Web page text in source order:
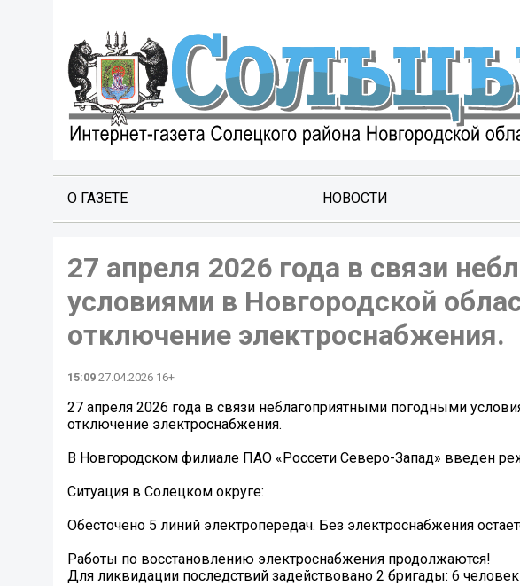
О ГАЗЕТЕ НОВОСТИ
27 апреля 2026 года в связи
условиями в Новгородской
отключение электроснабжения.
15:09 27.04.2026 16+
27 апреля 2026 года в связи неблагоприятными погодными
отключение электроснабжения.
В Новгородском филиале ПАО «Россети Северо-Запад» введен
Ситуация в Солецком округе:
Обесточено 5 линий электропередач. Без электроснабжения
Работы по восстановлению электроснабжения продолжаются!
Для ликвидации последствий задействовано 2 бригады: 6